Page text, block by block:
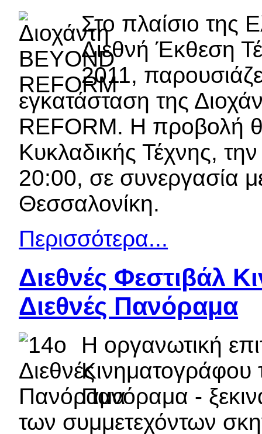
Στο πλαίσιο της
Διεθνή Έκθεση
2011,
εγκατάσταση της
REFORM. Η προβολή
Κυκλαδικής Τέχνης,
20:00, σε συνεργασία
Θεσσαλονίκη.
Περισσότερα...
Διεθνές Φεστιβάλ
Διεθνές Πανόραμα
Η οργανωτική
Κινηματογράφου
Πανόραμα -
των συμμετεχόντων